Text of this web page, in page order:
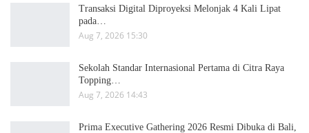
Transaksi Digital Diproyeksi Melonjak 4 Kali Lipat
pada…
Aug 7, 2026 15:30
Sekolah Standar Internasional Pertama di Citra Raya
Topping…
Aug 7, 2026 14:43
Prima Executive Gathering 2026 Resmi Dibuka di Bali,